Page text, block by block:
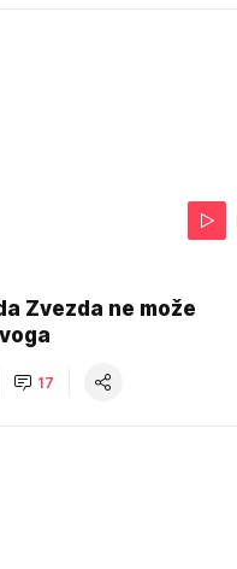
Zvezda ne može
17